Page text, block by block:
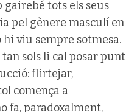
gairebé tots els seus
pel gènere masculí en
hi viu sempre sotmesa.
sols li cal posar punt
flirtejar,
comença a
fa, paradoxalment,